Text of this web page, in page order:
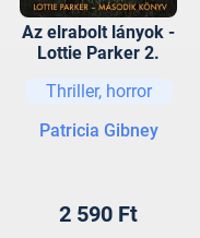
Az elrabolt lányok -
Lottie Parker 2.
Thriller, horror
Patricia Gibney
2 590 Ft